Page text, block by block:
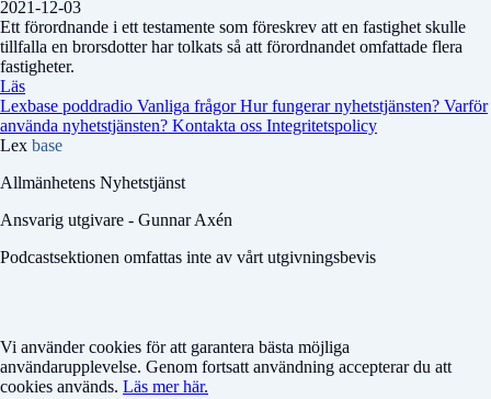
2021-12-03
Ett förordnande i ett testamente som föreskrev att en fastighet skulle
tillfalla en brorsdotter har tolkats så att förordnandet omfattade flera
fastigheter.
Läs
Lexbase poddradio Vanliga frågorHur fungerar nyhetstjänsten? Varför
använda nyhetstjänsten? Kontakta oss Integritetspolicy
Lex base
Allmänhetens Nyhetstjänst
Ansvarig utgivare - Gunnar Axén
Podcastsektionen omfattas inte av vårt utgivningsbevis
Vi använder cookies för att garantera bästa möjliga
användarupplevelse. Genom fortsatt användning accepterar du att
cookies används. Läs mer här.